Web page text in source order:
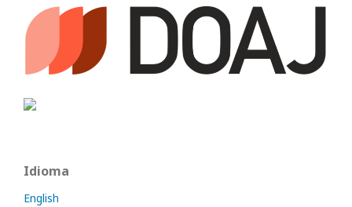
Idioma
English